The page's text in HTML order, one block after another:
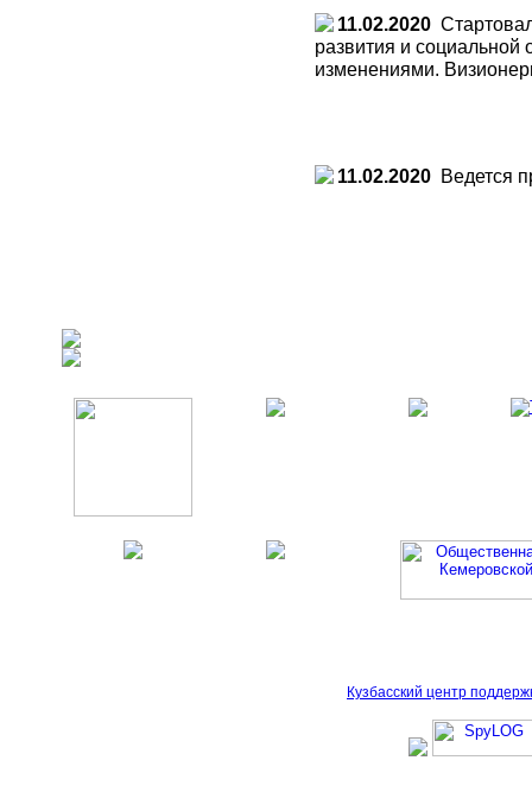
11.02.2020
развития и
изменениями.
11.02.2020 Ведется
Кузбасский центр